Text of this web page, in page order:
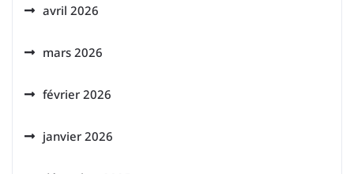
avril 2026
mars 2026
février 2026
janvier 2026